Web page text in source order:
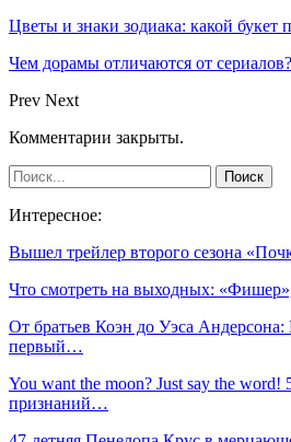
Цветы и знаки зодиака: какой букет
Чем дорамы отличаются от сериалов?
Prev Next
Комментарии закрыты.
Интересное:
Вышел трейлер второго сезона
Что смотреть на выходных:
От братьев Коэн до Уэса
первый…
You want the moon? Just say the
признаний…